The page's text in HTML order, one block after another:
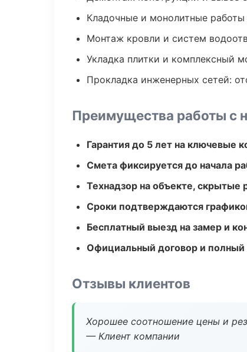
Кладочные и монолитные
Монтаж кровли и систем
Укладка плитки и комплексный
Прокладка инженерных сетей:
Преимущества работы с
Гарантия до 5 лет на ключевые
Смета фиксируется до начала
Технадзор на объекте,
Сроки подтверждаются
Бесплатный выезд на замер и
Официальный договор и полный
Отзывы клиентов
Хорошее соотношение цены и
— Клиент компании